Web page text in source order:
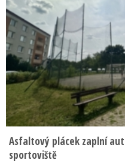
Asfaltový plácek zaplní
sportoviště